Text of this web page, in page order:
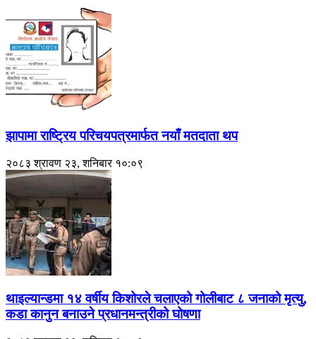
झापामा राष्ट्रिय परिचयपत्रमार्फत नयाँ मतदाता थप
२०८३ श्रावण २३, शनिबार १०:०९
थाइल्यान्डमा १४ वर्षीय किशोरले चलाएको गोलीबाट ८ जनाको मृत्यु,
कडा कानुन बनाउने प्रधानमन्त्रीको घोषणा